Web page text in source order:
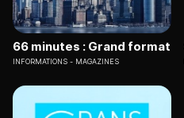
66 minutes : Grand format
INFORMATIONS MAGAZINES